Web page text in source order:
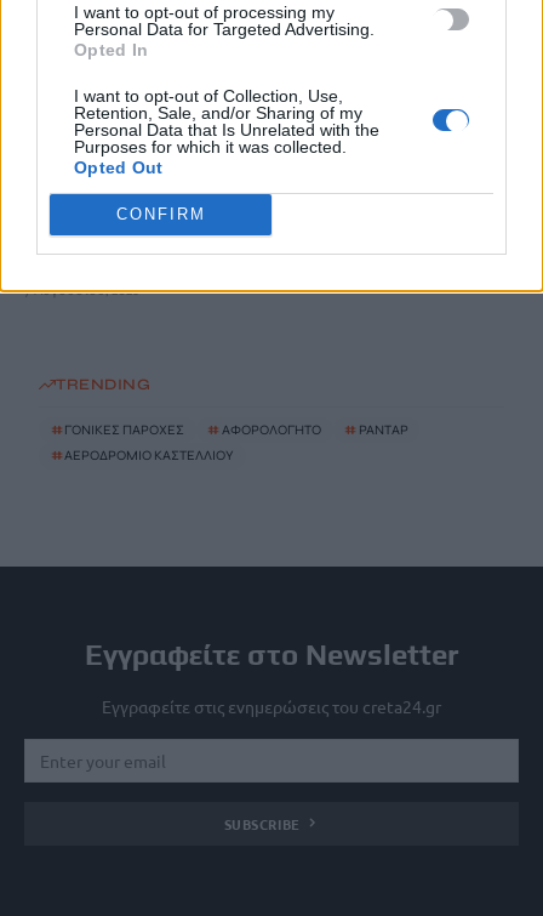
I want to opt-out of processing my
Personal Data for Targeted Advertising.
Opted In
I want to opt-out of Collection, Use,
Retention, Sale, and/or Sharing of my
Personal Data that Is Unrelated with the
Purposes for which it was collected.
Opted Out
CONFIRM
Ταϊλάνδη: Μαθητής άνοιξε πυρ σε σχολείο βόρεια της
Μπανγκόκ -Τέσσερις νεκροί και 15 τραυματίες
Γονικές παροχές: Οι παγίδες στις μεταφορές χρημάτων που
μπορεί να κοστίσουν σε φόρο
7 Αυγούστου, 2026
7 Αυγούστου, 2026
TRENDING
# ΓΟΝΙΚΕΣ ΠΑΡΟΧΕΣ # ΑΦΟΡΟΛΟΓΗΤΟ # ΡΑΝΤΑΡ
#ΑΕΡΟΔΡΟΜΙΟ ΚΑΣΤΕΛΛΙΟΥ
Εγγραφείτε στο Newsletter
Εγγραφείτε στις ενημερώσεις του creta24.gr
SUBSCRIBE